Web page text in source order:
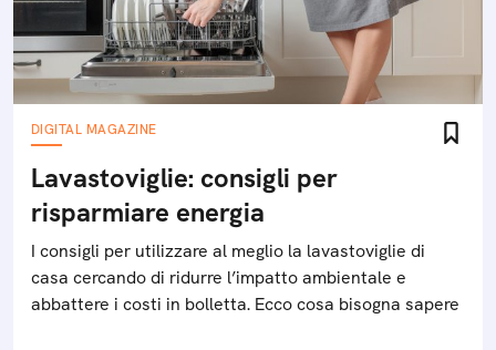
DIGITAL MAGAZINE
Lavastoviglie: consigli per
risparmiare energia
I consigli per utilizzare al meglio la lavastoviglie di
casa cercando di ridurre l’impatto ambientale e
abbattere i costi in bolletta. Ecco cosa bisogna sapere